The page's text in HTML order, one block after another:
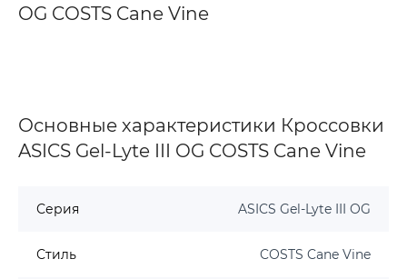
OG COSTS Cane Vine
Основные характеристики Кроссовки
ASICS Gel-Lyte III OG COSTS Cane Vine
Серия ASICS Gel-Lyte III OG
Стиль COSTS Cane Vine